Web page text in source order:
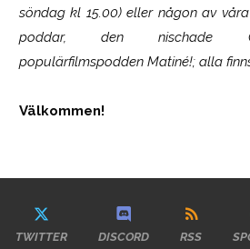
söndag kl 15.00) eller någon av
poddar, den nischade
populärfilmspodden Matiné!; alla
Välkommen!
TWITTER DISCORD RSS